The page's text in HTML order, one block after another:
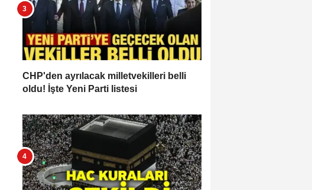
CHP'den ayrılacak milletvekilleri belli
oldu! İşte Yeni Parti listesi